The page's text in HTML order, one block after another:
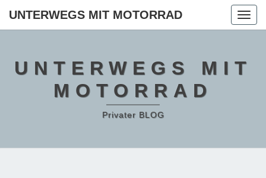
UNTERWEGS MIT MOTORRAD
UNTERWEGS MIT
MOTORRAD
Privater BLOG